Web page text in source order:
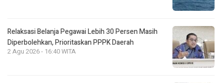
Relaksasi Belanja Pegawai Lebih 30 Persen Masih
Diperbolehkan, Prioritaskan PPPK Daerah
2 Agu 2026 - 16:40 WITA